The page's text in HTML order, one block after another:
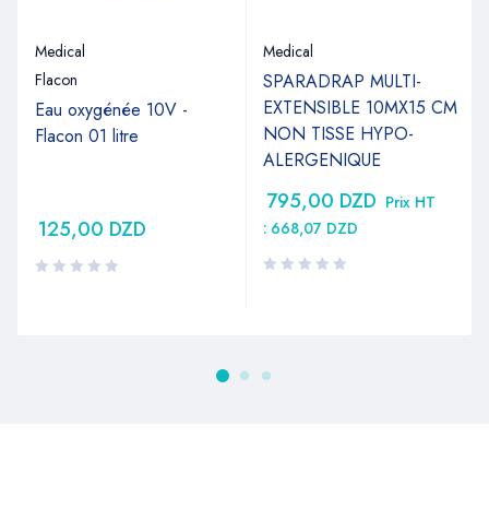
Medical
Flacon
Eau oxygénée 10V -
Flacon 01 litre
125,00 DZD
Medical
SPARADRAP MULTI-
EXTENSIBLE 10MX15 CM
NON TISSE HYPO-
ALERGENIQUE
795,00 DZD Prix HT
: 668,07 DZD